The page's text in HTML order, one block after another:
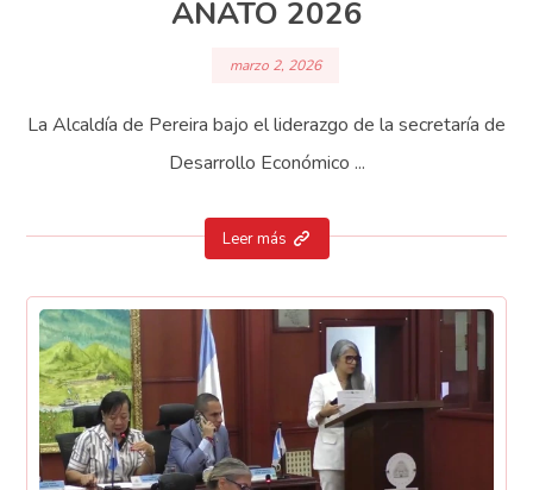
ANATO 2026
marzo 2, 2026
La Alcaldía de Pereira bajo el liderazgo de la secretaría de
Desarrollo Económico ...
Leer más